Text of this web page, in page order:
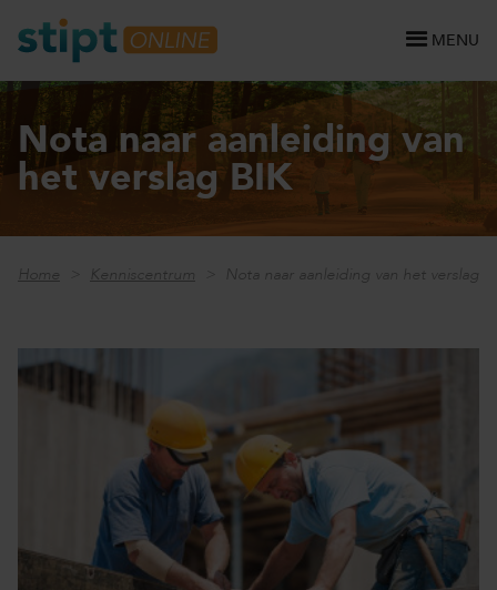
MENU
Nota naar aanleiding van
het verslag BIK
Home Kenniscentrum Nota naar aanleiding van het verslag